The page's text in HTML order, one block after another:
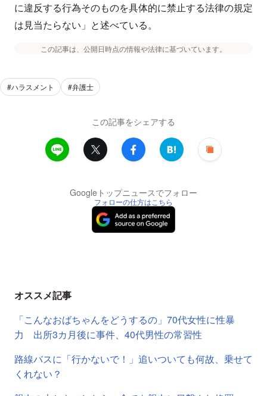
に違反する行為そのものを具体的に禁止する法律の規定
は見当たらない」と述べている。
この記事は、公開日時点の情報や法律に基づいています。
#ハラスメント #弁護士
この記事をシェアする
Googleトップニュースでフォロー
フォローの仕方はこちら
オススメ記事
「こんなおばちゃんをどうするの」70代女性に性暴
力 出所3カ月後に事件、40代男性の常習性
路線バスに「行かないで！」追いついても何故、乗せて
くれない？